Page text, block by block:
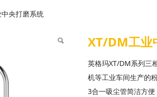
打磨系统
央打磨系统
XT/DM工业
英格玛XT/DM系列三
机等工业车间生产的粉
3合一吸尘管简洁方